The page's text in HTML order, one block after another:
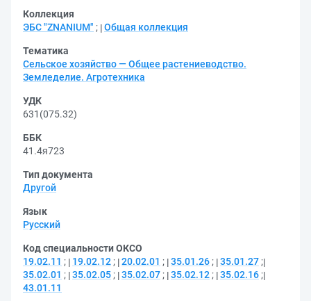
Коллекция
ЭБС "ZNANIUM" ; Общая коллекция
Тематика
Сельское хозяйство — Общее растениеводство.
Земледелие. Агротехника
УДК
631(075.32)
ББК
41.4я723
Тип документа
Другой
Язык
Русский
Код специальности ОКСО
19.02.11 ; 19.02.12 ; 20.02.01 ; 35.01.26 ; 35.01.27 ;
35.02.01 ; 35.02.05 ; 35.02.07 ; 35.02.12 ; 35.02.16 ;
43.01.11